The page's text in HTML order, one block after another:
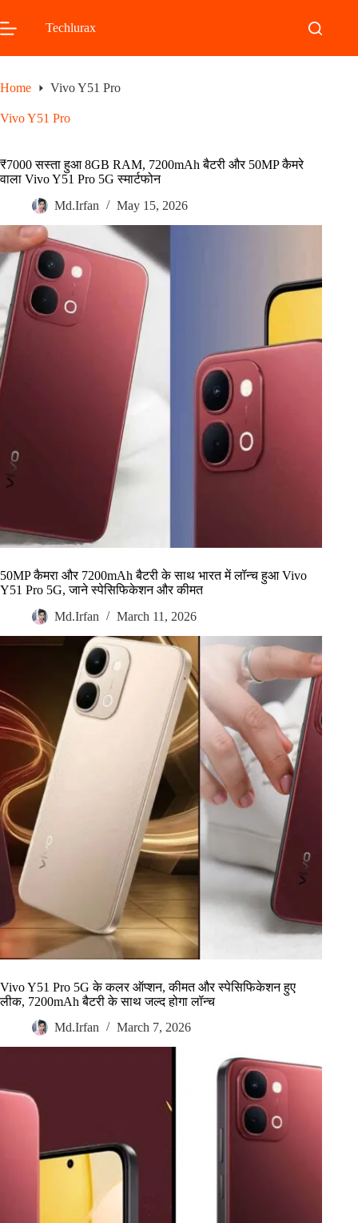
to
content
Techlurax
Home Vivo Y51 Pro
Vivo Y51 Pro
₹7000 सस्ता हुआ 8GB RAM, 7200mAh बैटरी और 50MP कैमरे
वाला Vivo Y51 Pro 5G स्मार्टफोन
Md.Irfan
May 15, 2026
50MP कैमरा और 7200mAh बैटरी के साथ भारत में लॉन्च हुआ Vivo
Y51 Pro 5G, जाने स्पेसिफिकेशन और कीमत
Md.Irfan
March 11, 2026
Vivo Y51 Pro 5G के कलर ऑप्शन, कीमत और स्पेसिफिकेशन हुए
लीक, 7200mAh बैटरी के साथ जल्द होगा लॉन्च
Md.Irfan
March 7, 2026